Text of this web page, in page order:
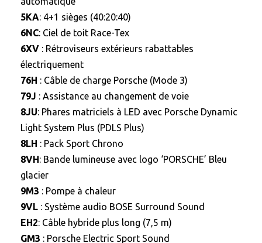
5KA: 4+1 sièges (40:20:40)
6NC: Ciel de toit Race-Tex
6XV : Rétroviseurs extérieurs rabattables
électriquement
76H : Câble de charge Porsche (Mode 3)
79J : Assistance au changement de voie
8JU: Phares matriciels à LED avec Porsche Dynamic
Light System Plus (PDLS Plus)
8LH : Pack Sport Chrono
8VH: Bande lumineuse avec logo ‘PORSCHE’ Bleu
glacier
9M3 : Pompe à chaleur
9VL : Système audio BOSE Surround Sound
EH2: Câble hybride plus long (7,5 m)
GM3 : Porsche Electric Sport Sound